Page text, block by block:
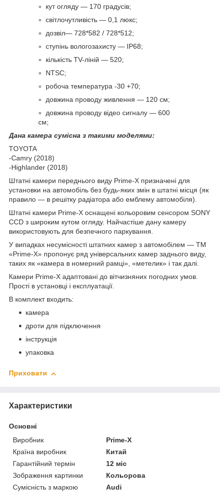
кут огляду — 170 градусів;
світлочутливість — 0,1 люкс;
дозвіл— 728*582 / 728*512;
ступінь вологозахисту — IP68;
кількість TV-ліній — 520;
NTSC;
робоча температура -30 +70;
довжина проводу живлення — 120 см;
довжина проводу відео сигналу — 600
см;
Дана камера сумісна з такими моделями:
TOYOTA
-Camry (2018)
-Highlander (2018)
Штатні камери переднього виду Prime-X призначені для
установки на автомобіль без будь-яких змін в штатні місця (як
правило — в решітку радіатора або емблему автомобіля).
Штатні камери Prime-X оснащені кольоровим сенсором SONY
CCD з широким кутом огляду. Найчастіше дану камеру
використовують для безпечного паркування.
У випадках несумісності штатних камер з автомобілем — ТМ
«Prime-X» пропонує ряд універсальних камер заднього виду,
таких як «камера в номерний рамці», «метелик» і так далі.
Камери Prime-X адаптовані до вітчизняних погодних умов.
Прості в установці і експлуатації.
В комплект входить:
камера
дроти для підключення
інструкція
упаковка
Приховати
Характеристики
Основні
Виробник
Prime-X
Країна виробник
Китай
Гарантійний термін
12 міс
Зображення картинки
Кольорова
Сумісність з маркою
Audi